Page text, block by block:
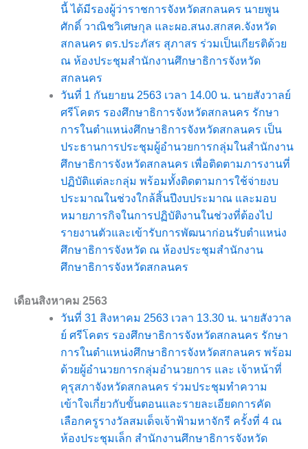
นี้ ได้มีรองผู้ว่าราชการจังหวัดสกลนคร นายพูน
ศักดิ์ วาณิชวิเศษกุล และผอ.สนง.สกสค.จังหวัด
สกลนคร ดร.ประภัสร สุภาสร ร่วมเป็นเกียรติด้วย
ณ ห้องประชุมสำนักงานศึกษาธิการจังหวัด
สกลนคร
วันที่ 1 กันยายน 2563 เวลา 14.00 น. นายสังวาลย์
ศรีโคตร รองศึกษาธิการจังหวัดสกลนคร รักษา
การในตำแหน่งศึกษาธิการจังหวัดสกลนคร เป็น
ประธานการประชุมผู้อำนวยการกลุ่มในสำนักงาน
ศึกษาธิการจังหวัดสกลนคร เพื่อติดตามภารงานที่
ปฏิบัติแต่ละกลุ่ม พร้อมทั้งติดตามการใช้จ่ายงบ
ประมาณในช่วงใกล้สิ้นปีงบประมาณ และมอบ
หมายภารกิจในการปฏิบัติงานในช่วงที่ต้องไป
รายงานตัวและเข้ารับการพัฒนาก่อนรับตำแหน่ง
ศึกษาธิการจังหวัด ณ ห้องประชุมสำนักงาน
ศึกษาธิการจังหวัดสกลนคร
เดือนสิงหาคม 2563
วันที่ 31 สิงหาคม 2563 เวลา 13.30 น. นายสังวาล
ย์ ศรีโคตร รองศึกษาธิการจังหวัดสกลนคร รักษา
การในตำแหน่งศึกษาธิการจังหวัดสกลนคร พร้อม
ด้วยผู้อำนวยการกลุ่มอำนวยการ และ เจ้าหน้าที่
คุรุสภาจังหวัดสกลนคร ร่วมประชุมทำความ
เข้าใจเกี่ยวกับขั้นตอนและรายละเอียดการคัด
เลือกครูรางวัลสมเด็จเจ้าฟ้ามหาจักรี ครั้งที่ 4 ณ
ห้องประชุมเล็ก สำนักงานศึกษาธิการจังหวัด